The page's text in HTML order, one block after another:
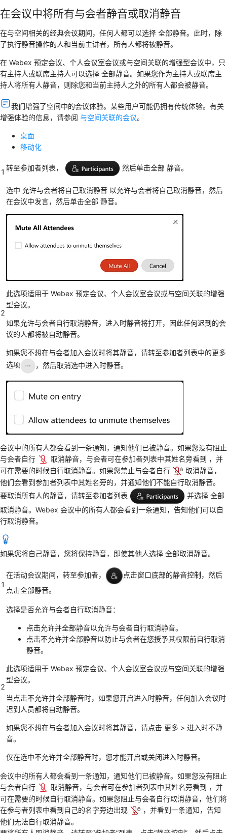
在会议中将所有与会者静音或取消静音
在与空间相关的经典会议期间，任何人都可以选择 全部静音。此时，除
了执行静音操作的人和当前主讲者，所有人都将被静音。
在 Webex 预定会议、个人会议室会议或与空间关联的增强型会议中，只
有主持人或联席主持人可以选择 全部静音。如果您作为主持人或联席主
持人将所有人静音，则除您和当前主持人之外的所有人都会被静音。
我们增强了空间中的会议体验。某些用户可能仍拥有传统体验。有关
增强体验的信息，请参阅 与空间关联的会议。
桌面
移动化
1 转至参加者列表， 然后单击全部 静音。
2
选中 允许与会者将自己取消静音 以允许与会者将自己取消静音，然后
在会议中发言，然后单击全部 静音。
此选项适用于 Webex 预定会议、个人会议室会议或与空间关联的增强
型会议。
如果允许与会者自行取消静音，进入时静音将打开，因此任何迟到的会
议的人都将被自动静音。
如果您不想在与会者加入会议时将其静音，请转至参加者列表中的更多
选项
，然后取消选中进入时静音。
会议中的所有人都会看到一条通知，通知他们已被静音。如果您没有阻止
与会者自行
取消静音，与会者可在参加者列表中其姓名旁看到 ，并
可在需要的时候自行取消静音。如果您禁止与会者自行
取消静音，
他们会看到参加者列表中其姓名旁的，并通知他们不能自行取消静音。
要取消所有人的静音，请转至参加者列表
并选择 全部
取消静音。Webex 会议中的所有人都会看到一条通知，告知他们可以自
行取消静音。
如果您将自己静音，您将保持静音，即使其他人选择 全部取消静音。
1
在活动会议期间，转至参加者， 点击窗口底部的静音控制，然后
点击全部静音。
2
选择是否允许与会者自行取消静音：
点击允许并全部静音以允许与会者自行取消静音。
点击不允许并全部静音以防止与会者在您授予其权限前自行取消
静音。
此选项适用于 Webex 预定会议、个人会议室会议或与空间关联的增强
型会议。
当点击不允许并全部静音时，如果您开启进入时静音，任何加入会议时
迟到人员都将自动静音。
如果您不想在与会者加入会议时将其静音，请点击 更多 > 进入时不静
音。
仅在选中不允许并全部静音时，您才能开启或关闭进入时静音。
会议中的所有人都会看到一条通知，通知他们已被静音。如果您没有阻止
与会者自行
取消静音，与会者可在参加者列表中其姓名旁看到 ，并
可在需要的时候自行取消静音。如果您阻止与会者自行取消静音，他们将
在参与者列表中看到自己的名字旁边出现
，并看到一条通知，告知
他们无法自行取消静音。